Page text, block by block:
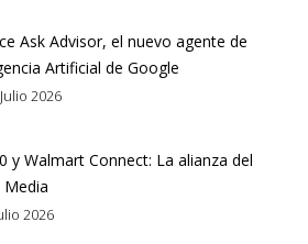
Ask Advisor, el nuevo agente de
Artificial de Google
2026
y Walmart Connect: La alianza del
Media
2026